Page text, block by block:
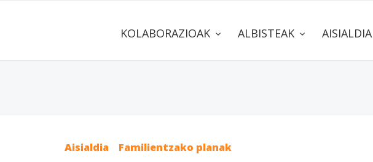
KOLABORAZIOAK ALBISTEAK AISIALDIA
Aisialdia Familientzako planak